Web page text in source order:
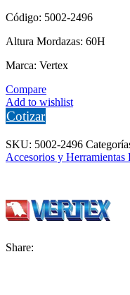
Código: 5002-2496
Altura Mordazas: 60H
Marca: Vertex
Compare
Add to wishlist
Cotizar
SKU: 5002-2496
Accesorios y Herramientas
Share: